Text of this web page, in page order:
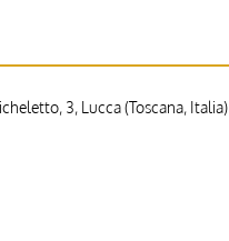
3, Lucca (Toscana, Italia)